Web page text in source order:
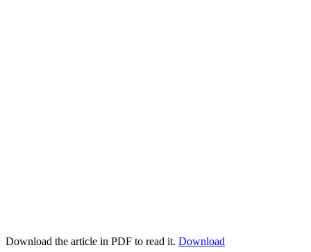
Download the article in PDF to read it. Download